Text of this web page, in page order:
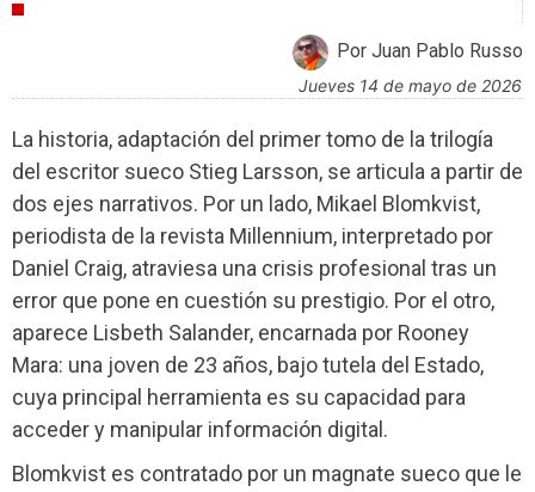
Por Juan Pablo Russo
jueves 14 de mayo de 2026
La historia, adaptación del primer tomo de la trilogía
del escritor sueco Stieg Larsson, se articula a partir de
dos ejes narrativos. Por un lado, Mikael Blomkvist,
periodista de la revista Millennium, interpretado por
Daniel Craig, atraviesa una crisis profesional tras un
error que pone en cuestión su prestigio. Por el otro,
aparece Lisbeth Salander, encarnada por Rooney
Mara: una joven de 23 años, bajo tutela del Estado,
cuya principal herramienta es su capacidad para
acceder y manipular información digital.
Blomkvist es contratado por un magnate sueco que le